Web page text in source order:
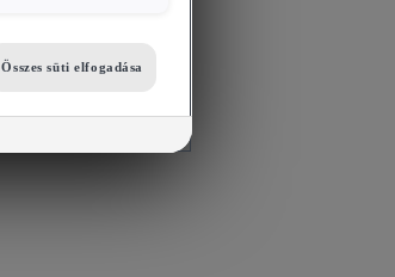
Összes süti elfogadása